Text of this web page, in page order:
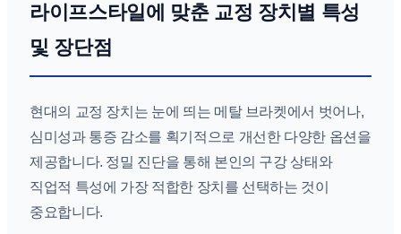
라이프스타일에 맞춘 교정 장치별 특성
및 장단점
현대의 교정 장치는 눈에 띄는 메탈 브라켓에서 벗어나,
심미성과 통증 감소를 획기적으로 개선한 다양한 옵션을
제공합니다. 정밀 진단을 통해 본인의 구강 상태와
직업적 특성에 가장 적합한 장치를 선택하는 것이
중요합니다.